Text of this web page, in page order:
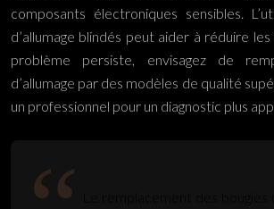
composants électroniques sensibles.
d’allumage blindés peut aider à réduire
problème persiste, envisagez de
d’allumage par des modèles de qualité
un professionnel pour un diagnostic plus